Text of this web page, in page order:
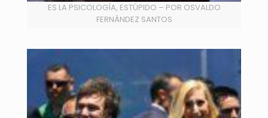
ES LA PSICOLOGÍA, ESTÚPIDO – POR OSVALDO
FERNÁNDEZ SANTOS